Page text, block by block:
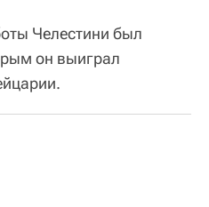
Челестини был
он выиграл